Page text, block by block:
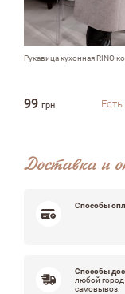
Рукавица кухонная RINO
99 грн
Доставка и
Способы
Способы
любой
самовывоз.
Оцените,